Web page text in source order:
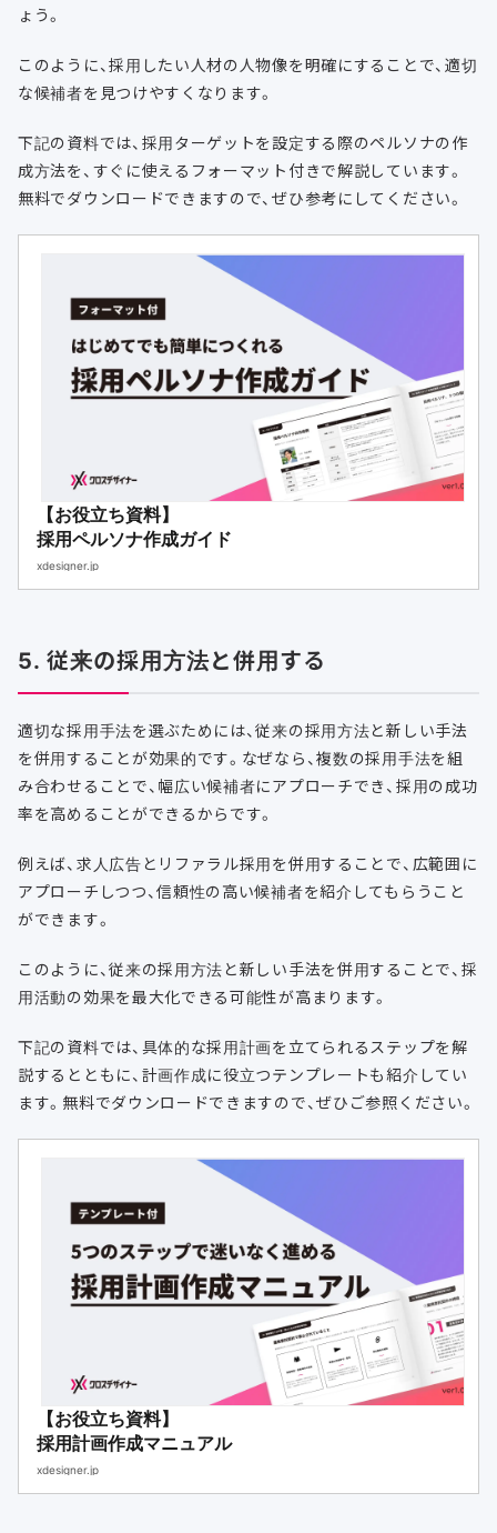
ょう。
このように、採用したい人材の人物像を明確にすることで、適切
な候補者を見つけやすくなります。
下記の資料では、採用ターゲットを設定する際のペルソナの作
成方法を、すぐに使えるフォーマット付きで解説しています。
無料でダウンロードできますので、ぜひ参考にしてください。
【お役立ち資料】
採用ペルソナ作成ガイド
xdesigner.jp
5. 従来の採用方法と併用する
適切な採用手法を選ぶためには、従来の採用方法と新しい手法
を併用することが効果的です。なぜなら、複数の採用手法を組
み合わせることで、幅広い候補者にアプローチでき、採用の成功
率を高めることができるからです。
例えば、求人広告とリファラル採用を併用することで、広範囲に
アプローチしつつ、信頼性の高い候補者を紹介してもらうこと
ができます。
このように、従来の採用方法と新しい手法を併用することで、採
用活動の効果を最大化できる可能性が高まります。
下記の資料では、具体的な採用計画を立てられるステップを解
説するとともに、計画作成に役立つテンプレートも紹介してい
ます。無料でダウンロードできますので、ぜひご参照ください。
【お役立ち資料】
採用計画作成マニュアル
xdesigner.jp